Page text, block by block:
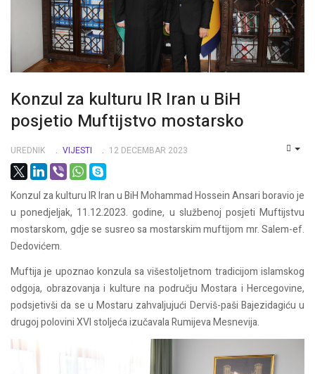
Konzul za kulturu IR Iran u BiH
posjetio Muftijstvo mostarsko
UREDNIK VIJESTI 12 DECEMBAR 2023
Konzul za kulturu IR Iran u BiH Mohammad Hossein Ansari boravio je
u ponedjeljak, 11.12.2023. godine, u službenoj posjeti Muftijstvu
mostarskom, gdje se susreo sa mostarskim muftijom mr. Salem-ef.
Dedovićem.
Muftija je upoznao konzula sa višestoljetnom tradicijom islamskog
odgoja, obrazovanja i kulture na području Mostara i Hercegovine,
podsjetivši da se u Mostaru zahvaljujući Derviš-paši Bajezidagiću u
drugoj polovini XVI stoljeća izučavala Rumijeva Mesnevija.